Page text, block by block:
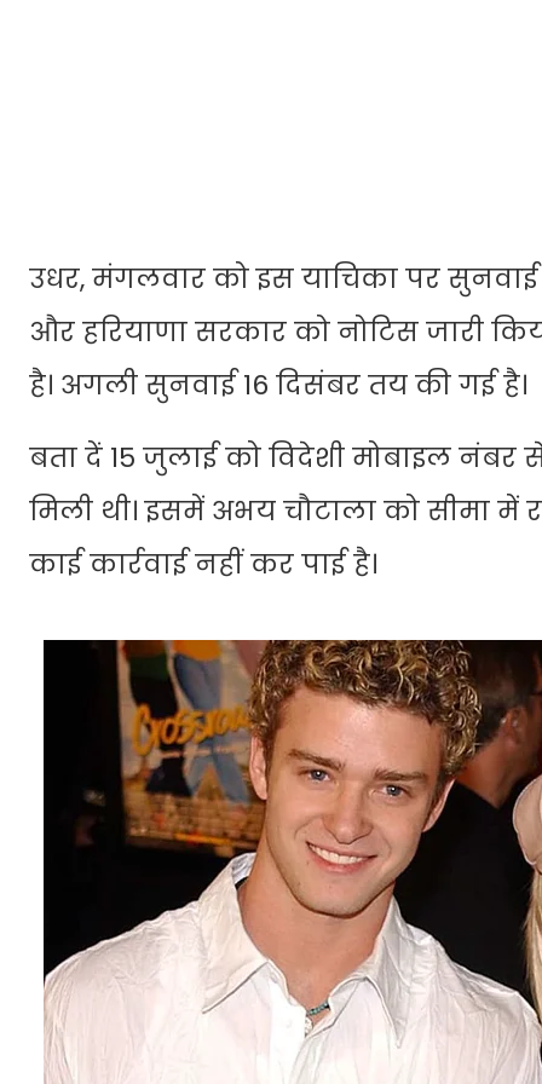
उधर, मंगलवार को इस याचिका पर
और हरियाणा सरकार को नोटिस जारी
है। अगली सुनवाई 16 दिसंबर तय की गई है।
बता दें 15 जुलाई को विदेशी मोबाइल
मिली थी। इसमें अभय चौटाला को सीमा
काई कार्रवाई नहीं कर पाई है।